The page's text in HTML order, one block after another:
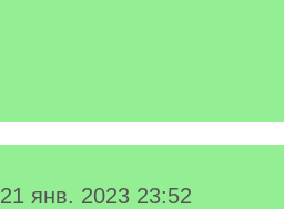
21 янв. 2023 23:52